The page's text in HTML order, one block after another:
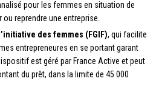
pour les femmes en situation de
reprendre une entreprise.
des femmes (FGIF), qui facilite
entrepreneures en se portant garant
est géré par France Active et peut
du prêt, dans la limite de 45 000